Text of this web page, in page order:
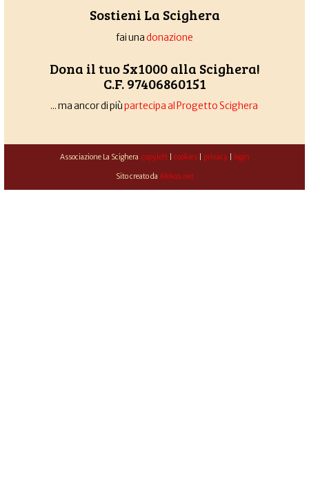
Sostieni La Scighera
fai unadonazione
Dona il tuo 5x1000 alla Scighera!
C.F. 97406860151
... ma ancor di piùpartecipa al Progetto Scighera
Associazione La Scighera copyleft| cookies| privacy| login
Sito creato da Alekos.net